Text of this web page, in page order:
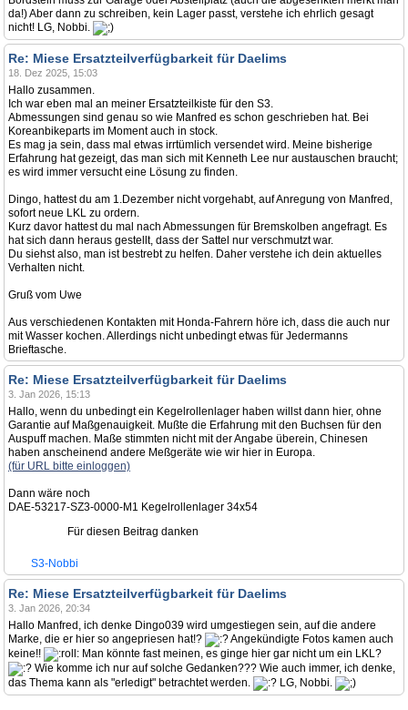
da!) Aber dann zu schreiben, kein Lager passt, verstehe ich ehrlich gesagt
nicht! LG, Nobbi.
Re: Miese Ersatzteilverfügbarkeit für Daelims
18. Dez 2025, 15:03
Hallo zusammen.
Ich war eben mal an meiner Ersatzteilkiste für den S3.
Abmessungen sind genau so wie Manfred es schon geschrieben hat. Bei
Koreanbikeparts im Moment auch in stock.
Es mag ja sein, dass mal etwas irrtümlich versendet wird. Meine bisherige
Erfahrung hat gezeigt, das man sich mit Kenneth Lee nur austauschen braucht;
es wird immer versucht eine Lösung zu finden.
Dingo, hattest du am 1.Dezember nicht vorgehabt, auf Anregung von Manfred,
sofort neue LKL zu ordern.
Kurz davor hattest du mal nach Abmessungen für Bremskolben angefragt. Es
hat sich dann heraus gestellt, dass der Sattel nur verschmutzt war.
Du siehst also, man ist bestrebt zu helfen. Daher verstehe ich dein aktuelles
Verhalten nicht.
Gruß vom Uwe
Aus verschiedenen Kontakten mit Honda-Fahrern höre ich, dass die auch nur
mit Wasser kochen. Allerdings nicht unbedingt etwas für Jedermanns
Brieftasche.
Re: Miese Ersatzteilverfügbarkeit für Daelims
3. Jan 2026, 15:13
Hallo, wenn du unbedingt ein Kegelrollenlager haben willst dann hier, ohne
Garantie auf Maßgenauigkeit. Mußte die Erfahrung mit den Buchsen für den
Auspuff machen. Maße stimmten nicht mit der Angabe überein, Chinesen
haben anscheinend andere Meßgeräte wie wir hier in Europa.
(für URL bitte einloggen)
Dann wäre noch
DAE-53217-SZ3-0000-M1 Kegelrollenlager 34x54
Für diesen Beitrag danken
S3-Nobbi
Re: Miese Ersatzteilverfügbarkeit für Daelims
3. Jan 2026, 20:34
Hallo Manfred, ich denke Dingo039 wird umgestiegen sein, auf die andere
Marke, die er hier so angepriesen hat!?
Angekündigte Fotos kamen auch
keine!!
Man könnte fast meinen, es ginge hier gar nicht um ein LKL?
Wie komme ich nur auf solche Gedanken??? Wie auch immer, ich denke,
das Thema kann als "erledigt" betrachtet werden.
LG, Nobbi.